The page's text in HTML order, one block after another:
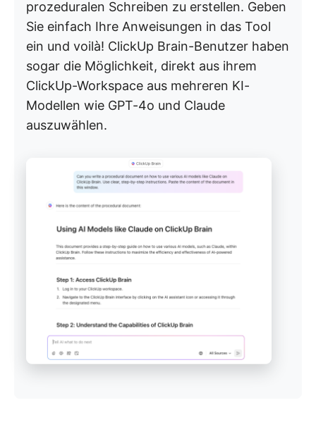
prozeduralen Schreiben zu erstellen. Geben
Sie einfach Ihre Anweisungen in das Tool
ein und voilà! ClickUp Brain-Benutzer haben
sogar die Möglichkeit, direkt aus ihrem
ClickUp-Workspace aus mehreren KI-
Modellen wie GPT-4o und Claude
auszuwählen.